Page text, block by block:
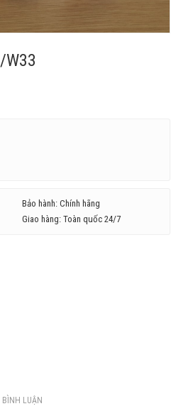
W33
Bảo hành: Chính hãng
Giao hàng: Toàn quốc 24/7
BÌNH LUẬN